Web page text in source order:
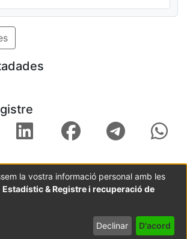
Metadades
la vostra informació personal amb les
Estadístic & Registre i recuperació de
Declinar D'acord